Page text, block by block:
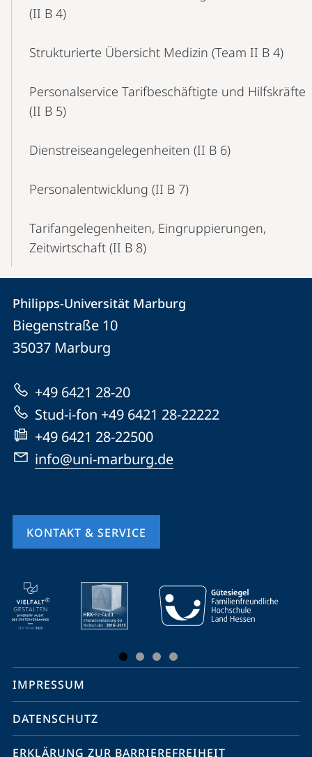
(II B 4)
Strukturierte Übersicht Medizin (Team II B 4)
Personalservice Tarifbeschäftigte und Hilfskräfte
(II B 5)
Dienstreiseangelegenheiten (II B 6)
Personalentwicklung (II B 7)
Tarifangelegenheiten, Eingruppierungen,
Zeitwirtschaft (II B 8)
Kontakt
und
Informationen
zur
Website
Kontaktinformationen
Philipps-
Universität
Philipps-Universität Marburg
Biegenstraße 10
35037 Marburg
+49 6421 28-20
Stud-i-fon +49 6421 28-22222
+49 6421 28-22500
info@uni-marburg.de
KONTAKT & SERVICE
Mobile-
Service-
Navigation
Social
Media
Kontakte
IMPRESSUM
DATENSCHUTZ
ERKLÄRUNG ZUR BARRIEREFREIHEIT